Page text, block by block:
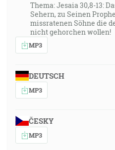
Thema: Jesaia 30,8-13:
Sehern, zu Seinen
missratenen Söhne die
nicht gehorchen wollen!
MP3
DEUTSCH
MP3
ČESKY
MP3